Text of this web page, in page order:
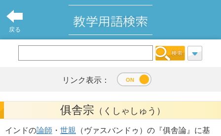
戻る
リンク表示：
俱舎宗 （くしゃしゅう）
インドの論師 ・ 世親 （ヴァスバンドゥ）の『俱舎論』に基